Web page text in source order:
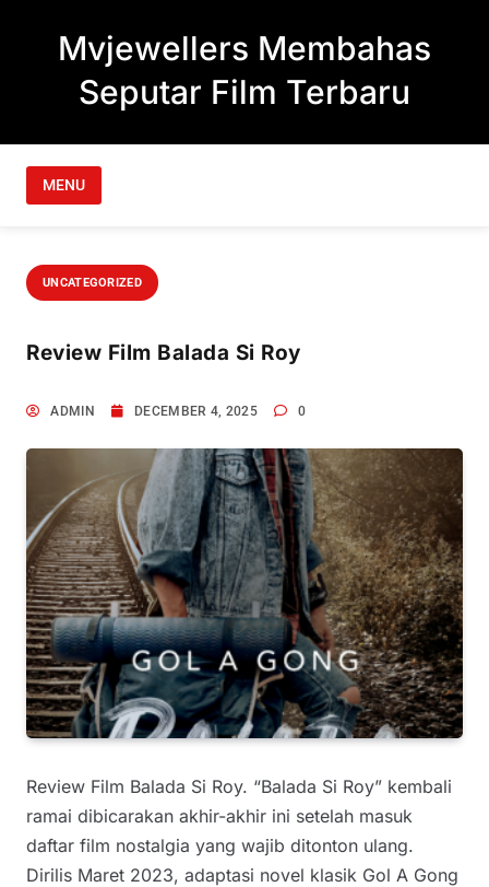
Mvjewellers Membahas
Seputar Film Terbaru
MENU
UNCATEGORIZED
Review Film Balada Si Roy
ADMIN DECEMBER 4, 2025 0
Review Film Balada Si Roy. “Balada Si Roy” kembali
ramai dibicarakan akhir-akhir ini setelah masuk
daftar film nostalgia yang wajib ditonton ulang.
Dirilis Maret 2023, adaptasi novel klasik Gol A Gong